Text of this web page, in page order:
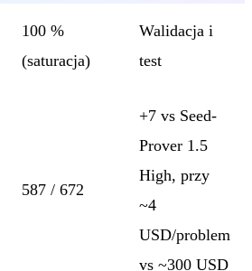
100 %
(saturacja)
Walidacja i
test
587 / 672
+7 vs Seed-
Prover 1.5
High, przy
~4
USD/problem
vs ~300 USD